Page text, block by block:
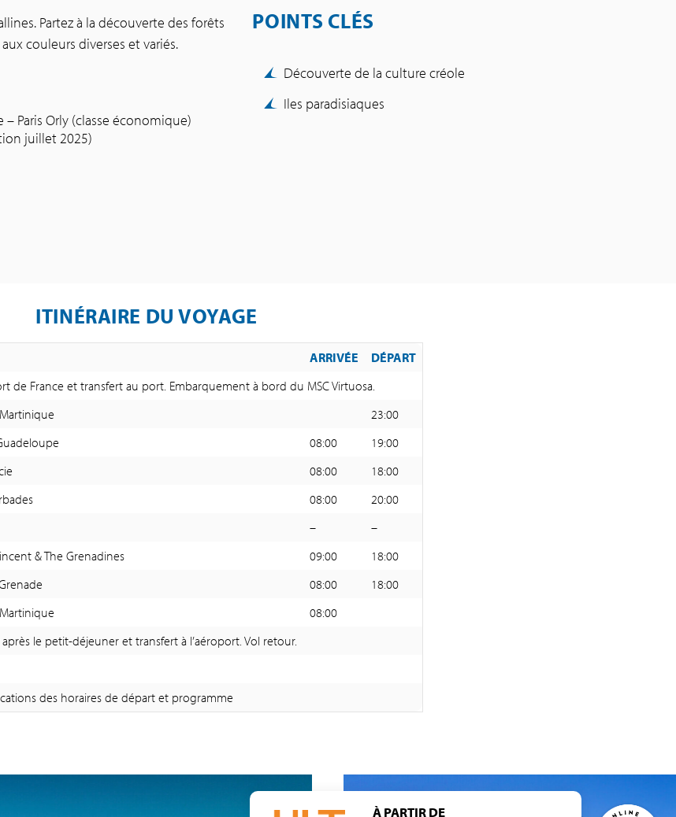
À PARTIR DE
Partez à la découverte des forêts
couleurs diverses et variés.
– Paris Orly (classe économique)
juillet 2025)
POINTS CLÉS
Découverte de la culture créole
Iles paradisiaques
ITINÉRAIRE DU VOYAGE
ARRIVÉE
DÉPART
de France et transfert au port. Embarquement à bord du MSC Virtuosa.
23:00
08:00
19:00
08:00
18:00
08:00
20:00
–
–
& The Grenadines 09:00
18:00
08:00
18:00
08:00
le petit-déjeuner et transfert à l’aéroport. Vol retour.
des horaires de départ et programme